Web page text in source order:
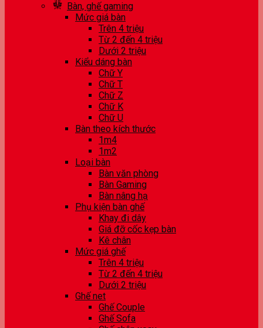
Bàn, ghế gaming
Mức giá bàn
Trên 4 triệu
Từ 2 đến 4 triệu
Dưới 2 triệu
Kiểu dáng bàn
Chữ Y
Chữ T
Chữ Z
Chữ K
Chữ U
Bàn theo kích thước
1m4
1m2
Loại bàn
Bàn văn phòng
Bàn Gaming
Bàn nâng hạ
Phụ kiện bàn ghế
Khay đi dây
Giá đỡ cốc kẹp bàn
Kê chân
Mức giá ghế
Trên 4 triệu
Từ 2 đến 4 triệu
Dưới 2 triệu
Ghế net
Ghế Couple
Ghế Sofa